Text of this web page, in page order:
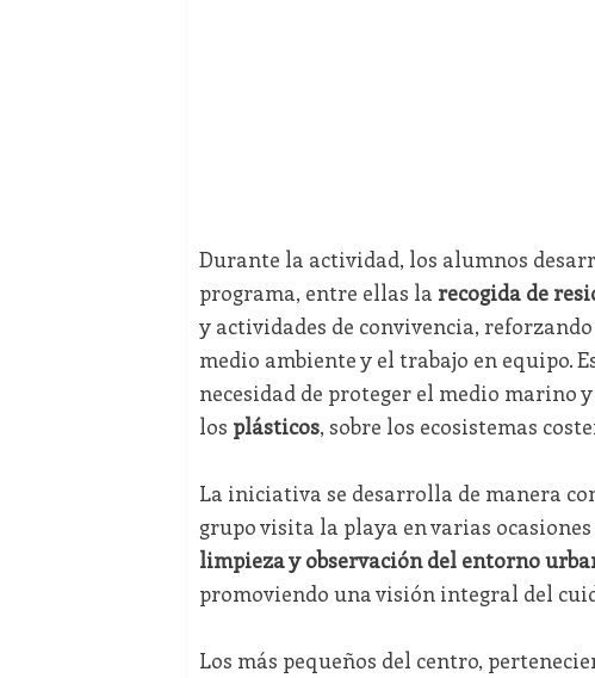
Durante la actividad, los alumnos
programa, entre ellas la recogida de
y actividades de convivencia,
medio ambiente y el trabajo en equipo.
necesidad de proteger el medio marino
los plásticos, sobre los ecosistemas
La iniciativa se desarrolla de manera
grupo visita la playa en varias
limpieza y observación del entorno
promoviendo una visión integral del
Los más pequeños del centro,